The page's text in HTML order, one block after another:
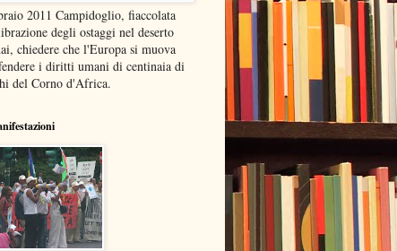
2011 Campidoglio, fiaccolata
degli ostaggi nel deserto
chiedere che l'Europa si muova
i diritti umani di centinaia di
del Corno d'Africa.